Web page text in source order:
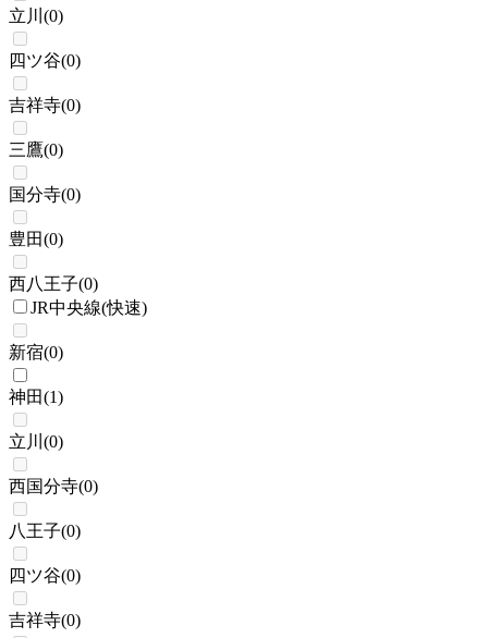
立川 (0)
四ツ谷(0)
吉祥寺(0)
三鷹(0)
国分寺(0)
豊田(0)
西八王子(0)
JR中央線(快速)
新宿(0)
神田(1)
立川 (0)
西国分寺(0)
八王子(0)
四ツ谷(0)
吉祥寺(0)